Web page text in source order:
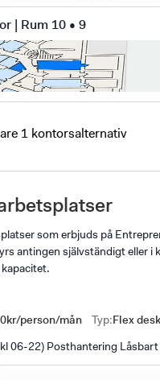
| Rum 10 • 9
1 kontorsalternativ
som erbjuds på
antingen självständigt eller
person/mån Typ:Flex desk
06-22) Posthantering